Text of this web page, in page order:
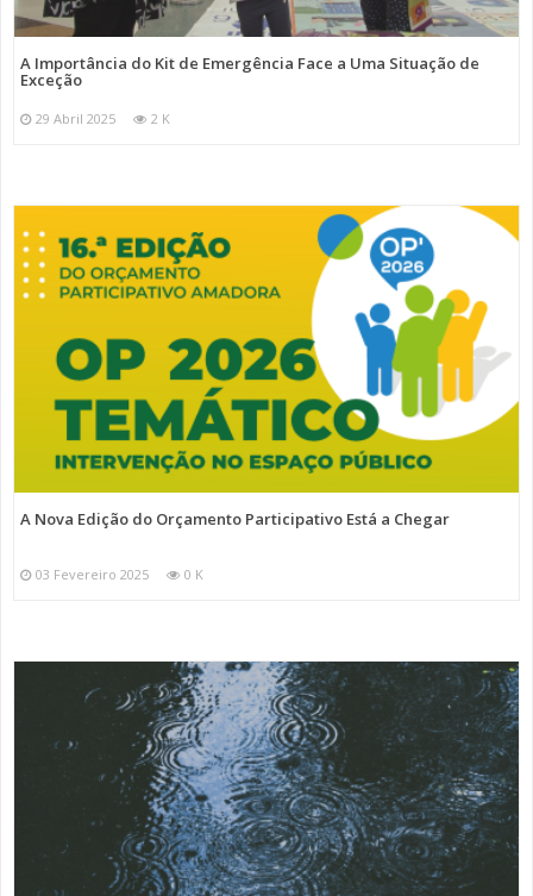
A Importância do Kit de Emergência Face a Uma Situação de
Exceção
29 Abril 2025 2 K
A Nova Edição do Orçamento Participativo Está a Chegar
03 Fevereiro 2025 0 K